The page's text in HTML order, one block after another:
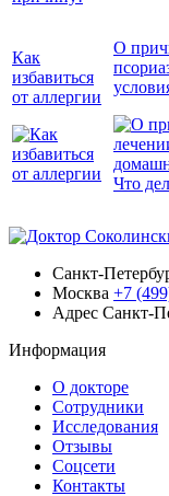
Как
избавиться
от аллергии
О
Санкт-
Москва +7
Адрес Санкт-
Информация
О докторе
Сотрудники
Исследования
Отзывы
Соцсети
Контакты